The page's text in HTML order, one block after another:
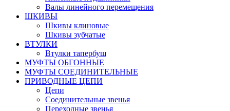
Валы линейного перемещения
ШКИВЫ
Шкивы клиновые
Шкивы зубчатые
ВТУЛКИ
Втулки тапербуш
МУФТЫ ОБГОННЫЕ
МУФТЫ СОЕДИНИТЕЛЬНЫЕ
ПРИВОДНЫЕ ЦЕПИ
Цепи
Соединительные звенья
Переходные звенья